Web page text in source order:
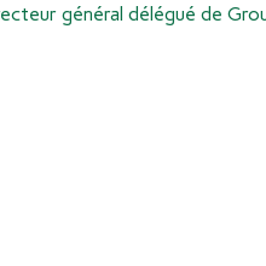
général délégué de